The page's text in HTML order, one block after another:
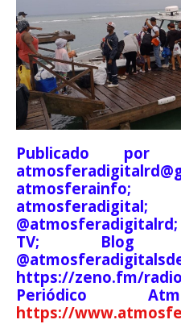
Publicado por
TV; Blog
https://zeno.fm/
Periódico
https://